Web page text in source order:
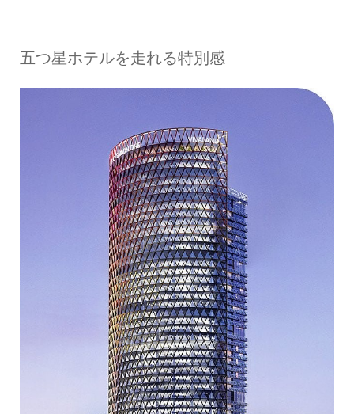
五つ星ホテルを走れる特別感